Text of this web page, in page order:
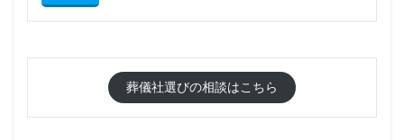
葬儀社選びの相談はこちら